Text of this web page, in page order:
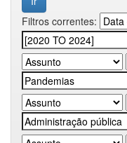
Filtros correntes: